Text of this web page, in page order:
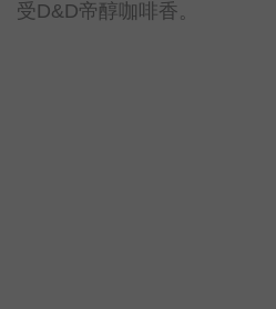
受D&D帝醇咖啡香。